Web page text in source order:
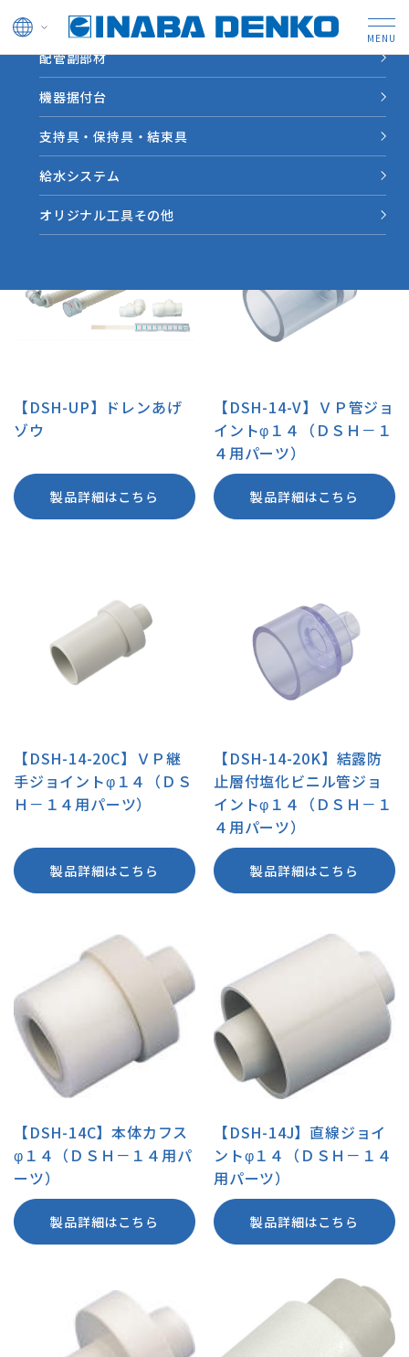
ドレン管
配管副部材
機器据付台
支持具・保持具・結束具
給水システム
オリジナル工具その他
HOME 屋内用断熱ドレンホースアクセサリー製品一覧
屋内用断熱ドレンホースアクセサリ
ー製品一覧
【DSH-UP】ドレンあげ
ゾウ
製品詳細はこちら
【DSH-14-V】ＶＰ管ジョ
イントφ１４（ＤＳＨ－１
４用パーツ）
製品詳細はこちら
【DSH-14-20C】ＶＰ継
手ジョイントφ１４（ＤＳ
Ｈ－１４用パーツ）
製品詳細はこちら
【DSH-14-20K】結露防
止層付塩化ビニル管ジョ
イントφ１４（ＤＳＨ－１
４用パーツ）
製品詳細はこちら
【DSH-14C】本体カフス
φ１４（ＤＳＨ－１４用パ
ーツ）
製品詳細はこちら
【DSH-14J】直線ジョイ
ントφ１４（ＤＳＨ－１４
用パーツ）
製品詳細はこちら